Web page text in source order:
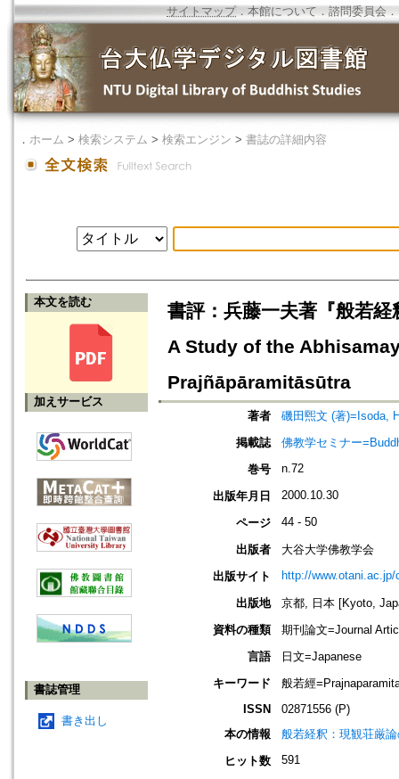
サイトマップ．本館について ． 諮問委員会 ．
． ホーム > 検索システム > 検索エンジン > 書誌の詳細内容
本文を読む
加えサービス
書誌管理
書き出し
書評：兵藤一夫著『般若
A Study of the
Prajñāpāramitāsūtra
著者
磯田煕文 (著)=Isoda,
掲載誌
佛教学セミナー
巻号
n.72
出版年月日 2000.10.30
ページ 44 - 50
出版者
大谷大学佛教学会
出版サイト
http://
出版地
京都, 日本 [Kyoto,
資料の種類
期刊論文=Journal
言語
日文=Japanese
キーワード
般若經
ISSN
02871556 (P)
本の情報
般若経釈：現観荘厳
ヒット数
591